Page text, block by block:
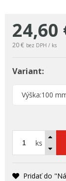
24,60
20 € bez DPH / ks
Variant:
Výška:100
ks
Pridať do